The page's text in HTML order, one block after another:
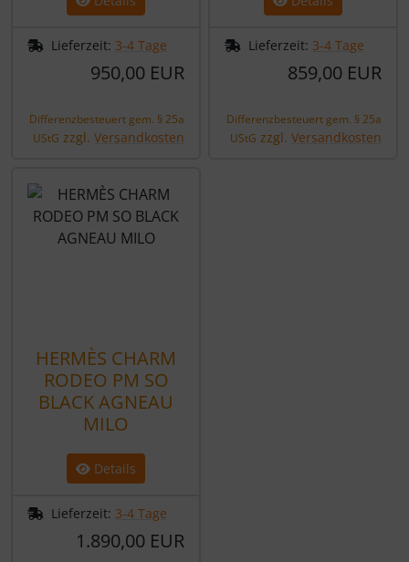
Lieferzeit: 3-4 Tage
950,00 EUR
Differenzbesteuert gem. § 25a
UStG zzgl. Versandkosten
Lieferzeit: 3-4 Tage
859,00 EUR
Differenzbesteuert gem. § 25a
UStG zzgl. Versandkosten
HERMÈS CHARM
RODEO PM SO
BLACK AGNEAU
MILO
Details
Lieferzeit: 3-4 Tage
1.890,00 EUR